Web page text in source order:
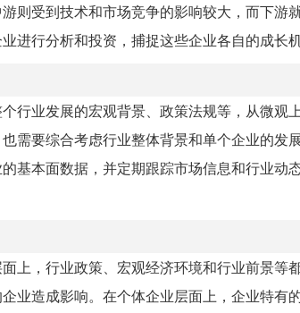
则受到技术和市场竞争的影响较大，而下游
进行分析和投资，捕捉这些企业各自的成长机
行业发展的宏观背景、政策法规等，从微观
需要综合考虑行业整体背景和单个企业的发
基本面数据，并定期跟踪市场信息和行业动
上，行业政策、宏观经济环境和行业前景等
业造成影响。在个体企业层面上，企业特有